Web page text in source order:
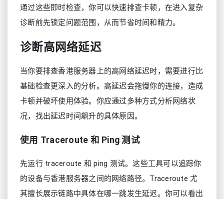
通过这些即时检查，你可以快速排查卡顿，在进入复杂
诊断前先锁定问题范围，从而节省时间和精力。
诊断高网络延迟
当你要排查香港服务器上的高网络延迟时，需要进行比
基础检查更深入的分析。高延迟会拖慢你的连接，造成
卡顿并破坏使用体验。你应通过多种方式分析网络状
况，找出延迟时间飙升的具体原因。
使用 Traceroute 和 Ping 测试
先运行 traceroute 和 ping 测试。这些工具可以追踪你
的设备与香港服务器之间的网络路径。Traceroute 尤
其擅长展示链路中具体在哪一跳发生延迟。你可以看出